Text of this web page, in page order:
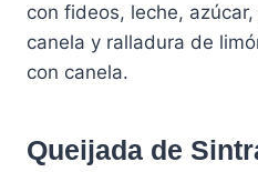
con fideos, leche,
canela y ralladura de
con canela.
Queijada de